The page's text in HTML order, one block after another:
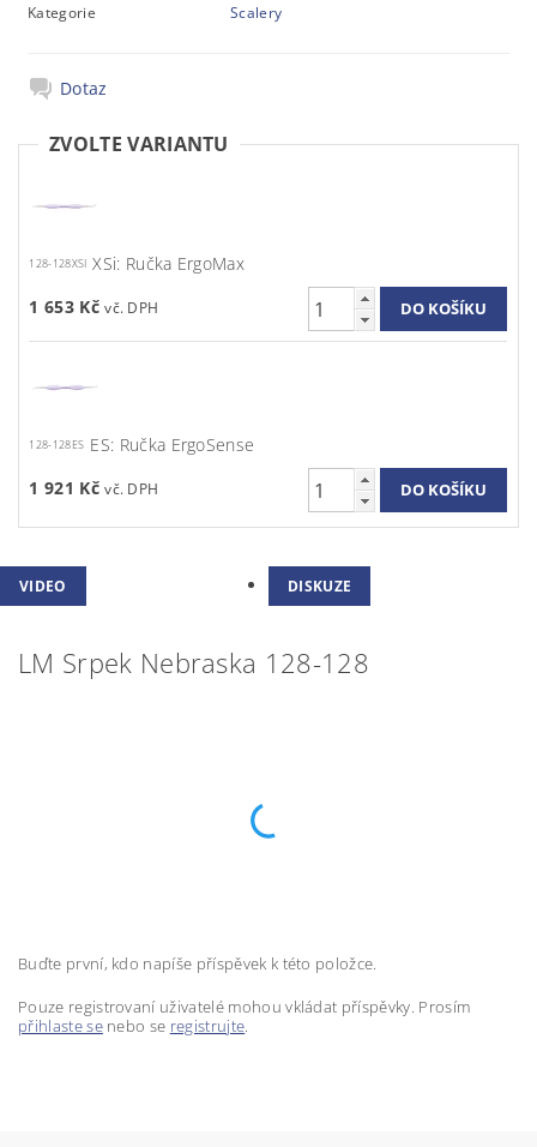
Kategorie Scalery
Dotaz
ZVOLTE VARIANTU
128-128XSI XSi: Ručka ErgoMax
1 653 Kč
128-128ES ES: Ručka ErgoSense
1 921 Kč
VIDEO DISKUZE
LM Srpek Nebraska 128-128
Buďte první, kdo napíše příspěvek k této položce.
Pouze registrovaní uživatelé mohou vkládat příspěvky. Prosím
přihlaste senebo se registrujte.